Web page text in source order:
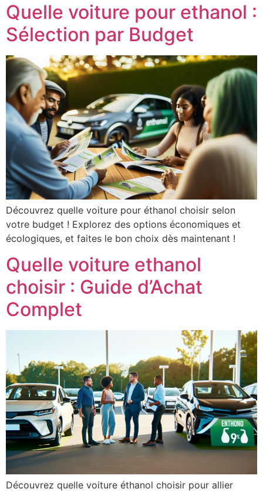
Quelle voiture pour ethanol :
Sélection par Budget
Découvrez quelle voiture pour éthanol choisir selon
votre budget ! Explorez des options économiques et
écologiques, et faites le bon choix dès maintenant !
Quelle voiture ethanol
choisir : Guide d’Achat
Complet
Découvrez quelle voiture éthanol choisir pour allier